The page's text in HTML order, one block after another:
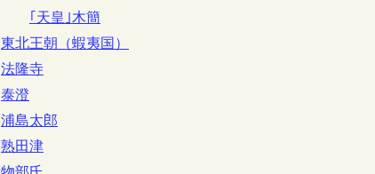
｢天皇｣木簡
東北王朝（蝦夷国）
法隆寺
泰澄
浦島太郎
熟田津